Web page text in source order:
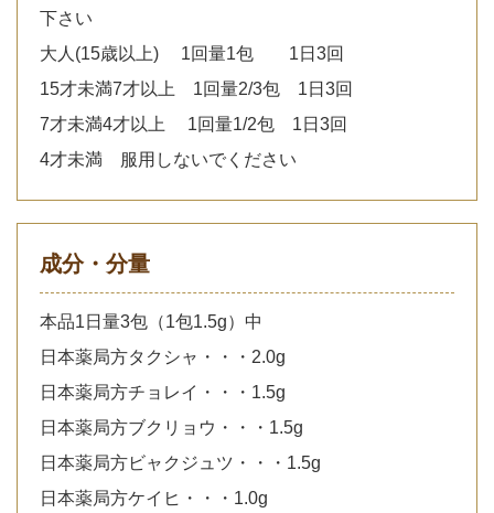
下さい
大人(15歳以上) 1回量1包 1日3回
15才未満7才以上 1回量2/3包 1日3回
7才未満4才以上 1回量1/2包 1日3回
4才未満 服用しないでください
成分・分量
本品1日量3包（1包1.5g）中
日本薬局方タクシャ・・・2.0g
日本薬局方チョレイ・・・1.5g
日本薬局方ブクリョウ・・・1.5g
日本薬局方ビャクジュツ・・・1.5g
日本薬局方ケイヒ・・・1.0g